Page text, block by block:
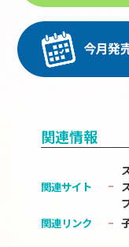
関連情報
関連サイト
関連リンク